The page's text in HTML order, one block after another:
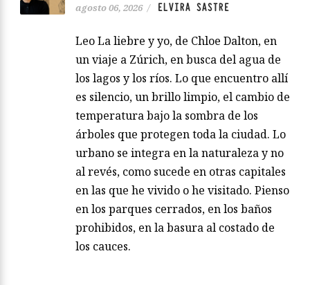
agosto 06, 2026 / ELVIRA SASTRE
Leo La liebre y yo, de Chloe Dalton, en
un viaje a Zúrich, en busca del agua de
los lagos y los ríos. Lo que encuentro allí
es silencio, un brillo limpio, el cambio de
temperatura bajo la sombra de los
árboles que protegen toda la ciudad. Lo
urbano se integra en la naturaleza y no
al revés, como sucede en otras capitales
en las que he vivido o he visitado. Pienso
en los parques cerrados, en los baños
prohibidos, en la basura al costado de
los cauces.